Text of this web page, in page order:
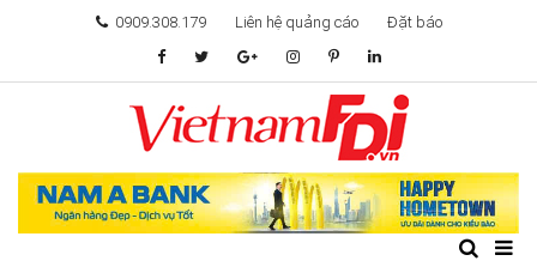
0909.308.179 Liên hệ quảng cáo Đặt báo
TÂM ĐIỂM ĐẦU TƯ
TÀI CHÍNH